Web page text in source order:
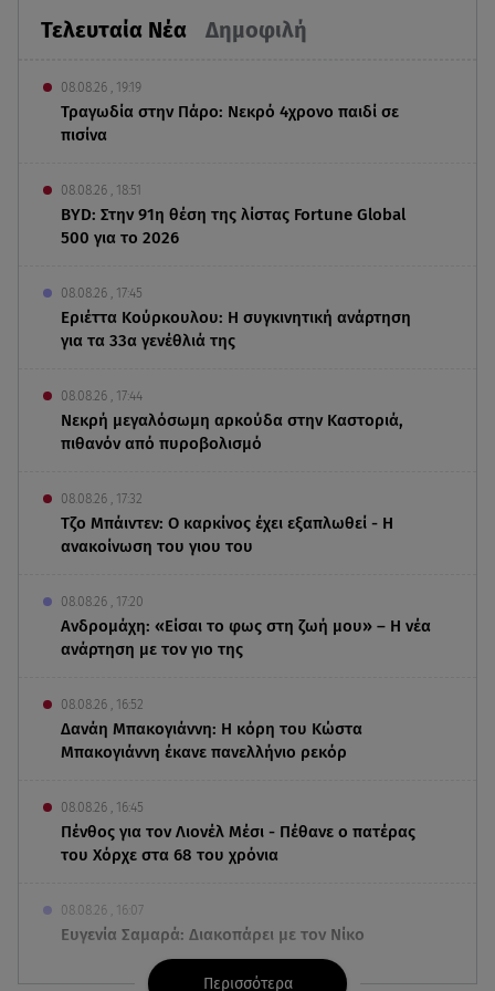
Τελευταία Νέα Δημοφιλή
08.08.26 , 19:19
Τραγωδία στην Πάρο: Νεκρό 4χρονο παιδί σε
πισίνα
08.08.26 , 18:51
BYD: Στην 91η θέση της λίστας Fortune Global
500 για το 2026
08.08.26 , 17:45
Εριέττα Κούρκουλου: Η συγκινητική ανάρτηση
για τα 33α γενέθλιά της
08.08.26 , 17:44
Νεκρή μεγαλόσωμη αρκούδα στην Καστοριά,
πιθανόν από πυροβολισμό
08.08.26 , 17:32
Τζο Μπάιντεν: Ο καρκίνος έχει εξαπλωθεί - Η
ανακοίνωση του γιου του
08.08.26 , 17:20
Ανδρομάχη: «Είσαι το φως στη ζωή μου» – Η νέα
ανάρτηση με τον γιο της
08.08.26 , 16:52
Δανάη Μπακογιάννη: Η κόρη του Κώστα
Μπακογιάννη έκανε πανελλήνιο ρεκόρ
08.08.26 , 16:45
Πένθος για τον Λιονέλ Μέσι - Πέθανε ο πατέρας
του Χόρχε στα 68 του χρόνια
08.08.26 , 16:07
Ευγενία Σαμαρά: Διακοπάρει με τον Νίκο
Μουτσινά - Πού βρίσκονται;
Περισσότερα